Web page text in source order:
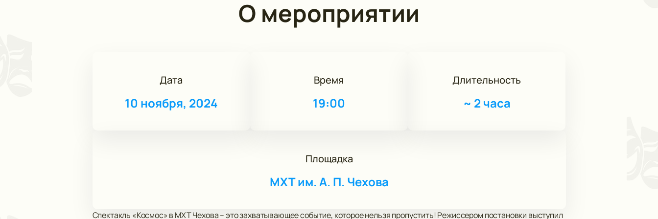
О мероприятии
Дата
10 ноября, 2024
Время
19:00
Длительность
~ 2 часа
Площадка
МХТ им. А. П. Чехова
Спектакль «Космос» в МХТ Чехова – это захватывающее событие, которое нельзя пропустить! Режиссером постановки выступил